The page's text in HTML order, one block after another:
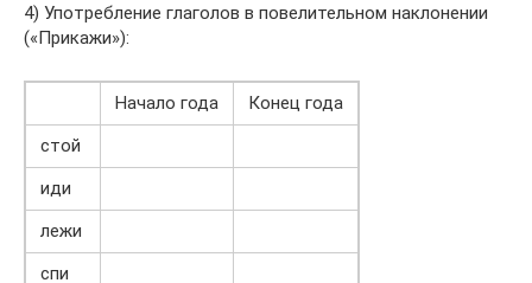
4) Употребление глаголов в повелительном наклонении
(«Прикажи»):
Начало года
Конец года
стой
иди
лежи
спи